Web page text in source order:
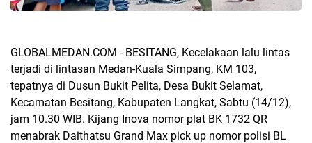
GLOBALMEDAN.COM - BESITANG, Kecelakaan lalu lintas
terjadi di lintasan Medan-Kuala Simpang, KM 103,
tepatnya di Dusun Bukit Pelita, Desa Bukit Selamat,
Kecamatan Besitang, Kabupaten Langkat, Sabtu (14/12),
jam 10.30 WIB. Kijang Inova nomor plat BK 1732 QR
menabrak Daithatsu Grand Max pick up nomor polisi BL